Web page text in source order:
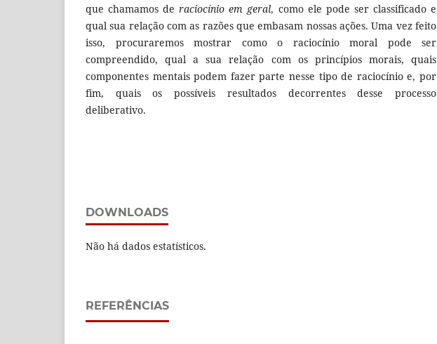
que chamamos deraciocínio em geral, como ele pode ser classificado e
qual sua relação com as razões que embasam nossas ações. Uma vez feito
isso, procuraremos mostrar como o raciocínio moral pode ser
compreendido, qual a sua relação com os princípios morais, quais
componentes mentais podem fazer parte nesse tipo de raciocínio e, por
fim, quais os possíveis resultados decorrentes desse processo
deliberativo.
DOWNLOADS
Não há dados estatísticos.
REFERÊNCIAS